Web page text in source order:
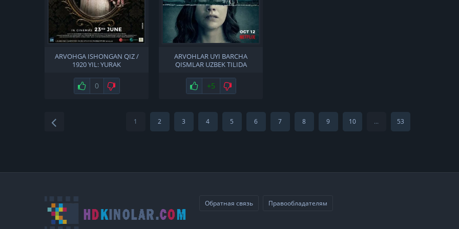
ARVOHGA ISHONGAN QIZ /
1920 YIL: YURAK
DAXSHATLARI UZBEK TILIDA
Нравится
0 Не нравится
ARVOHLAR UYI BARCHA
QISMLAR UZBEK TILIDA
Нравится
+5 Не нравится
1 2 3 4 5 6 7 8 9 10 ... 53
Обратная связь Правообладателям